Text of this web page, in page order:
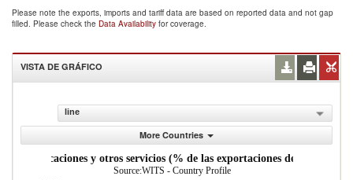
Please note the exports, imports and tariff data are based on reported data and not gap
filled. Please check the Data Availability for coverage.
VISTA DE GRÁFICO
line
More Countries
comunicaciones y otros servicios (% de las exportaciones de servicios
Source:WITS - Country Profile